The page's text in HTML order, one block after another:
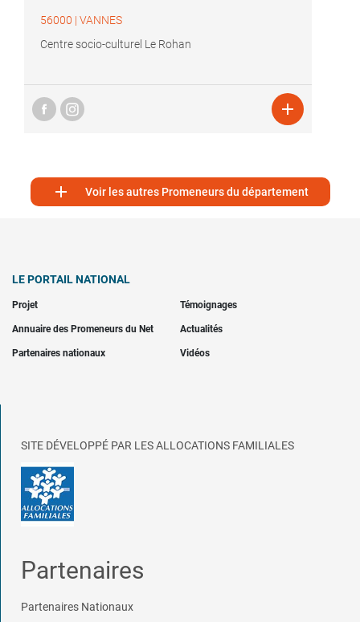
56000 | VANNES
Centre socio-culturel Le Rohan

 Voir les autres Promeneurs du département
LE PORTAIL NATIONAL
Projet Témoignages
Annuaire des Promeneurs du Net Actualités
Partenaires nationaux Vidéos
SITE DÉVELOPPÉ PAR LES ALLOCATIONS FAMILIALES
Partenaires
Partenaires Nationaux